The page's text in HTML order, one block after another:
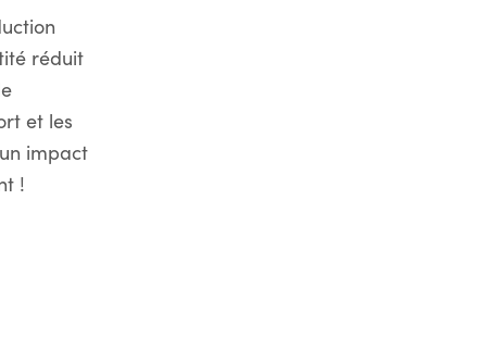
réduit
et les
impact
!